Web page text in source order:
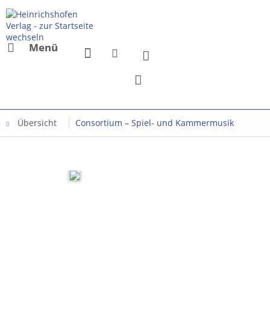
Menü
Übersicht Consortium – Spiel- und Kammermusik